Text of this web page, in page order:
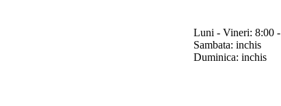
Luni - Vineri: 8:00
Sambata: inchis
Duminica: inchis